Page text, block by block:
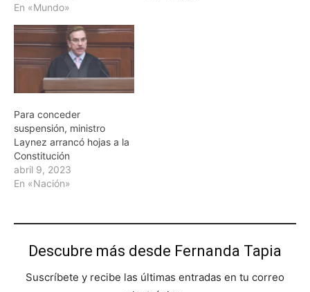
En «Mundo»
Para conceder
suspensión, ministro
Laynez arrancó hojas a la
Constitución
abril 9, 2023
En «Nación»
Descubre más desde Fernanda Tapia
Suscríbete y recibe las últimas entradas en tu correo